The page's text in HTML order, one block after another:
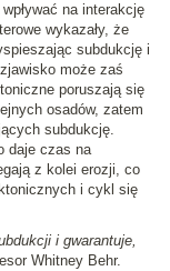
na interakcję
wykazały, że
subdukcję i
może zaś
poruszają się
osadów, zatem
subdukcję.
daje czas na
z kolei erozji, co
i cykl się
i gwarantuje,
Whitney Behr.